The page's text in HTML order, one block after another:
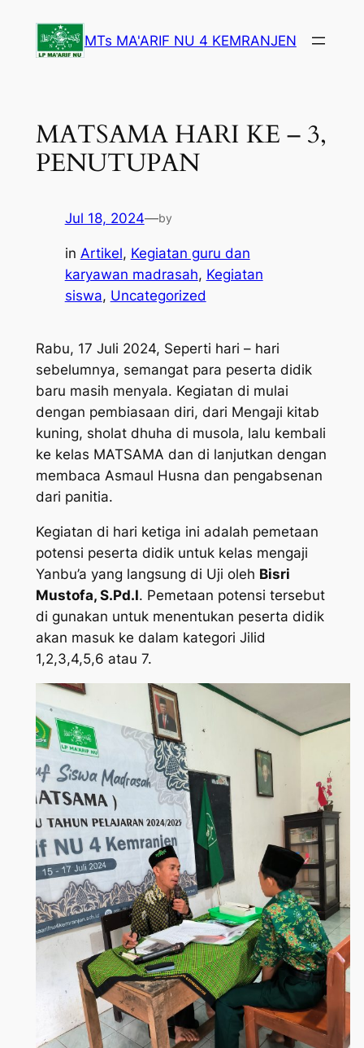
konten
MTs MA'ARIF NU 4 KEMRANJEN
MATSAMA HARI KE – 3,
PENUTUPAN
Jul 18, 2024—by
in Artikel, Kegiatan guru dan
karyawan madrasah, Kegiatan
siswa, Uncategorized
Rabu, 17 Juli 2024, Seperti hari – hari
sebelumnya, semangat para peserta didik
baru masih menyala. Kegiatan di mulai
dengan pembiasaan diri, dari Mengaji kitab
kuning, sholat dhuha di musola, lalu kembali
ke kelas MATSAMA dan di lanjutkan dengan
membaca Asmaul Husna dan pengabsenan
dari panitia.
Kegiatan di hari ketiga ini adalah pemetaan
potensi peserta didik untuk kelas mengaji
Yanbu’a yang langsung di Uji oleh Bisri
Mustofa, S.Pd.I. Pemetaan potensi tersebut
di gunakan untuk menentukan peserta didik
akan masuk ke dalam kategori Jilid
1,2,3,4,5,6 atau 7.